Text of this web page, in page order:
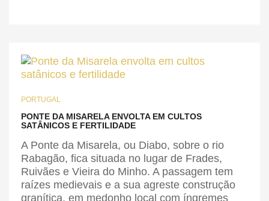
PORTUGAL
PONTE DA MISARELA ENVOLTA EM CULTOS
SATÂNICOS E FERTILIDADE
A Ponte da Misarela, ou Diabo, sobre o rio
Rabagão, fica situada no lugar de Frades,
Ruivães e Vieira do Minho. A passagem tem
raízes medievais e a sua agreste construção
granítica, em medonho local com íngremes